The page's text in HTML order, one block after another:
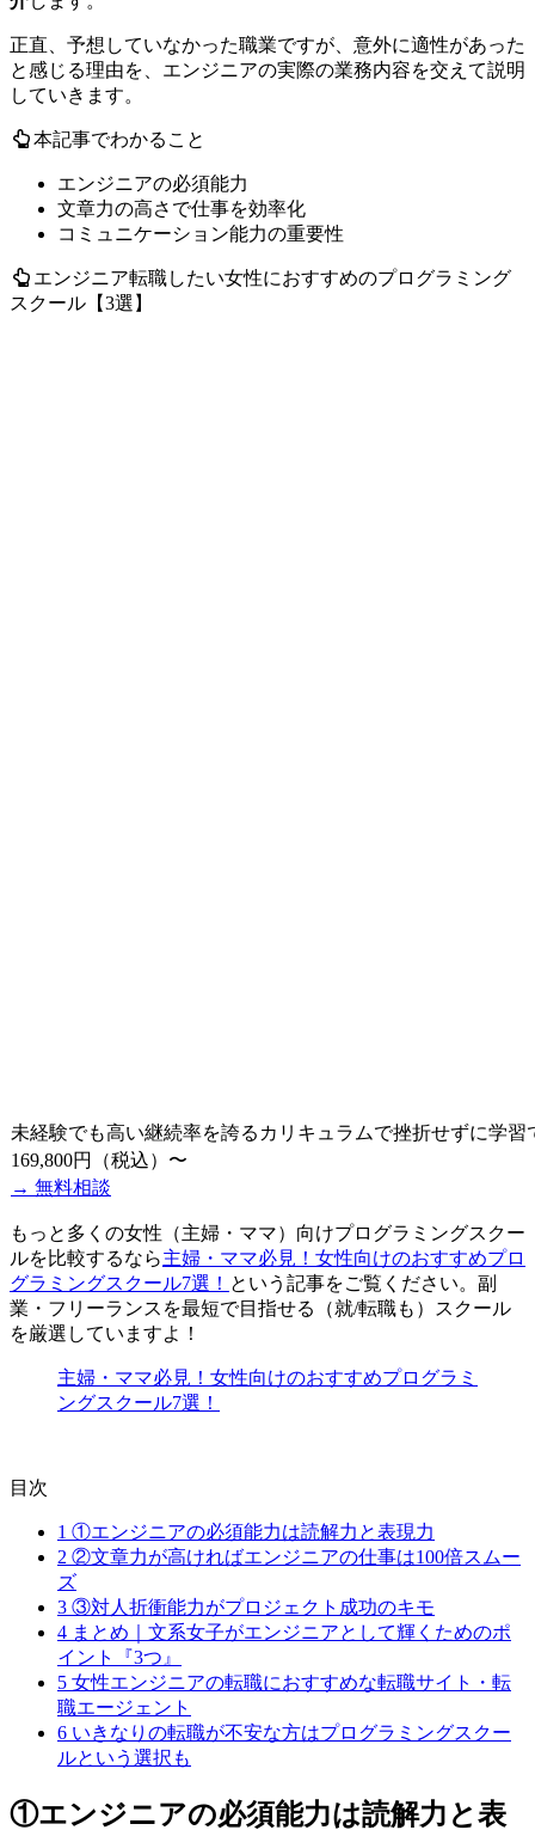
正直、予想していなかった職業ですが、意外に適性があった
と感じる理由を、エンジニアの実際の業務内容を交えて説明
していきます。
本記事でわかること
エンジニアの必須能力
文章力の高さで仕事を効率化
コミュニケーション能力の重要性
エンジニア転職したい女性におすすめのプログラミング
スクール【3選】
未経験でも高い継続率を誇るカリキュラムで挫折せずに学
169,800円（税込）〜
→ 無料相談
もっと多くの女性（主婦・ママ）向けプログラミングスクー
ルを比較するなら主婦・ママ必見！女性向けのおすすめプロ
グラミングスクール7選！ という記事をご覧ください。副
業・フリーランスを最短で目指せる（就/転職も）スクール
を厳選していますよ！
主婦・ママ必見！女性向けのおすすめプログラミ
ングスクール7選！
目次
1 ①エンジニアの必須能力は読解力と表現力
2 ②文章力が高ければエンジニアの仕事は100倍スムー
ズ
3 ③対人折衝能力がプロジェクト成功のキモ
4 まとめ｜文系女子がエンジニアとして輝くためのポ
イント『3つ』
5 女性エンジニアの転職におすすめな転職サイト・転
職エージェント
6 いきなりの転職が不安な方はプログラミングスクー
ルという選択も
①エンジニアの必須能力は読解力と表